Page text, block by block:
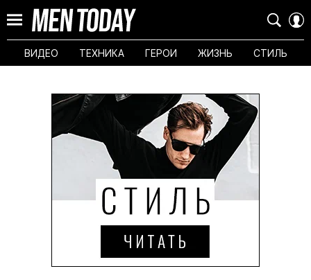
ВИДЕО ТЕХНИКА ГЕРОИ ЖИЗНЬ СТИЛЬ